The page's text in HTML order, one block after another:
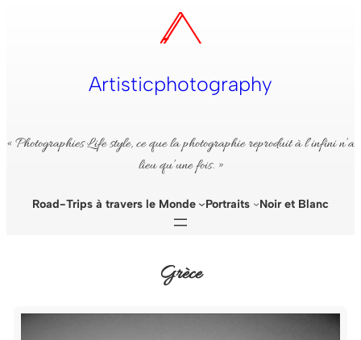
Artisticphotography
« Photographies Life style, ce que la photographie reproduit à l’infini n’a
lieu qu’une fois. »
Road-Trips à travers le Monde Portraits Noir et Blanc
Grèce